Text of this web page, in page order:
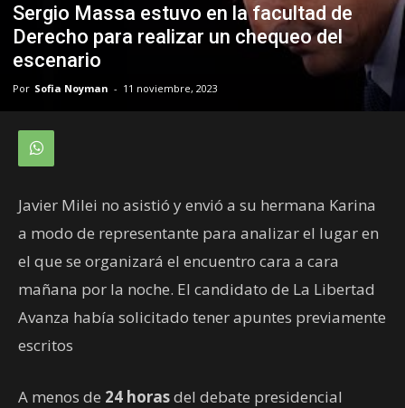
Sergio Massa estuvo en la facultad de
Derecho para realizar un chequeo del
escenario
Por Sofia Noyman - 11 noviembre, 2023
Javier Milei no asistió y envió a su hermana Karina
a modo de representante para analizar el lugar en
el que se organizará el encuentro cara a cara
mañana por la noche. El candidato de La Libertad
Avanza había solicitado tener apuntes previamente
escritos
A menos de 24 horasdel debate presidencial